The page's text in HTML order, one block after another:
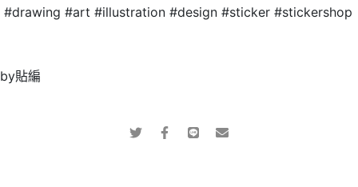
#drawing #art #illustration #design #sticker #stickershop
by貼編